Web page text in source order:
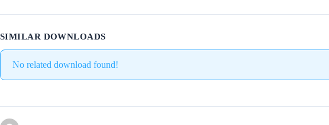
SIMILAR DOWNLOADS
No related download found!